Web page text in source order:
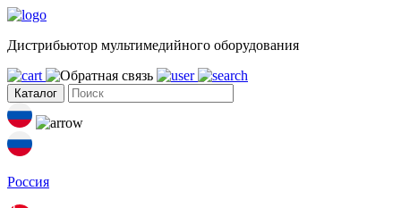
Дистрибьютор мультимедийного оборудования
Каталог
Россия